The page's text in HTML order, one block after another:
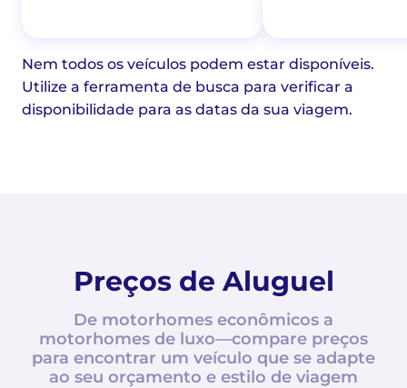
Nem todos os veículos podem estar disponíveis.
Utilize a ferramenta de busca para verificar a
disponibilidade para as datas da sua viagem.
Preços de Aluguel
De motorhomes econômicos a
motorhomes de luxo—compare preços
para encontrar um veículo que se adapte
ao seu orçamento e estilo de viagem